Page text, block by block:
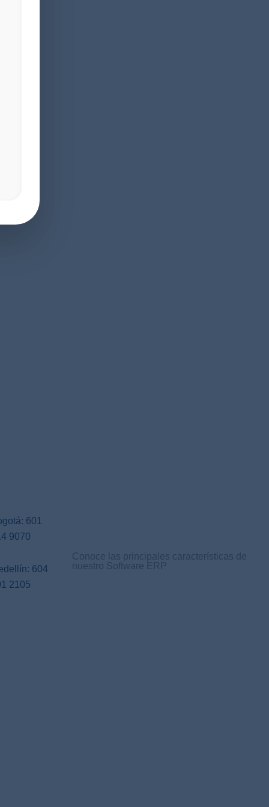
601
9070
604
2105
Conoce las principales características de
nuestro Software ERP